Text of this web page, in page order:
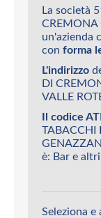
La società
CREMONA
un'azienda
con forma
L'indirizzo
DI
VALLE
Il codice
TABACCHI
è: Bar e
Seleziona